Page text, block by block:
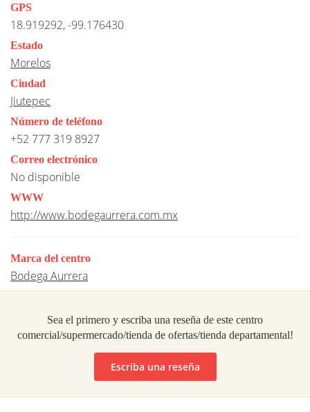
GPS
18.919292, -99.176430
Estado
Morelos
Ciudad
Jiutepec
Número de teléfono
+52 777 319 8927
Correo electrónico
No disponible
WWW
http://www.bodegaurrera.com.mx
Marca del centro
Bodega Aurrera
Sea el primero y escriba una reseña de este centro
comercial/supermercado/tienda de ofertas/tienda departamental!
Escriba una reseña